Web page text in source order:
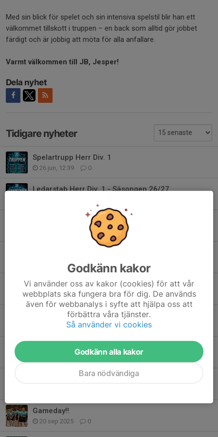
Med sin blick för spelet och sin intensiva spelstil blir han ett
välkommet tillskott i truppen – en back som alltid gör jobbet
färdigt och är jobbig att möta för alla anfallare.
Varmt välkommen till JB, Jesper!
Dela nyhet
Tidigare nyheter
Spelartrupp Herr Div. 1
26 jun, 12:39 0
Ledarstab Herr Div. 1 - Säsongen 26/27
0
23 jan, 18:00 0
Kasper "Kappe" Minnema signad för Herrlaget!
22 jan, 12:00 0
Linus Sundén ansluter via dubbellicens
5 jan, 17:01 1
David Lengmo är tillbaka i JB!
William Edgren ansluter till JB via dubbellicens
Gameday!!
20 sep 2025 0
Godkänn kakor
Vi använder oss av kakor (cookies) för att vår
webbplats ska fungera bra för dig. De används
även för webbanalys i syfte att hjälpa oss att
förbättra våra tjänster.
Så använder vi cookies
Godkänn alla kakor
Bara nödvändiga